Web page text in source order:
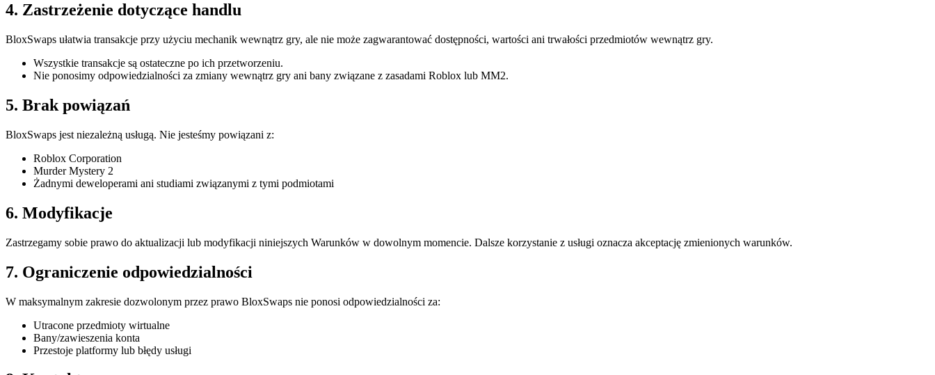
4. Zastrzeżenie dotyczące handlu
BloxSwaps ułatwia transakcje przy użyciu mechanik wewnątrz gry, ale nie może zagwarantować dostępności, wartości ani trwałości przedmiotów wewnątrz gry.
Wszystkie transakcje są ostateczne po ich przetworzeniu.
Nie ponosimy odpowiedzialności za zmiany wewnątrz gry ani bany związane z zasadami Roblox lub MM2.
5. Brak powiązań
BloxSwaps jest niezależną usługą. Nie jesteśmy powiązani z:
Roblox Corporation
Murder Mystery 2
Żadnymi deweloperami ani studiami związanymi z tymi podmiotami
6. Modyfikacje
Zastrzegamy sobie prawo do aktualizacji lub modyfikacji niniejszych Warunków w dowolnym momencie. Dalsze korzystanie z usługi oznacza akceptację zmienionych warunków.
7. Ograniczenie odpowiedzialności
W maksymalnym zakresie dozwolonym przez prawo BloxSwaps nie ponosi odpowiedzialności za:
Utracone przedmioty wirtualne
Bany/zawieszenia konta
Przestoje platformy lub błędy usługi